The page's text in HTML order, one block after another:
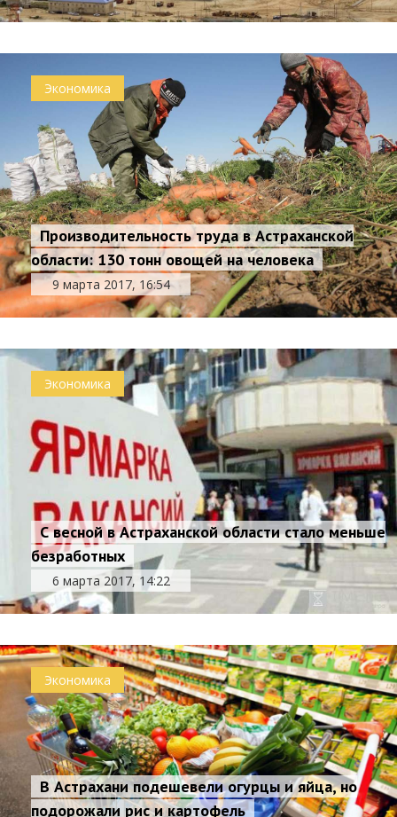
Экономика
Производительность труда в Астраханской
области: 130 тонн овощей на человека
9 марта 2017, 16:54
Экономика
С весной в Астраханской области стало меньше
безработных
6 марта 2017, 14:22
Экономика
В Астрахани подешевели огурцы и яйца, но
подорожали рис и картофель